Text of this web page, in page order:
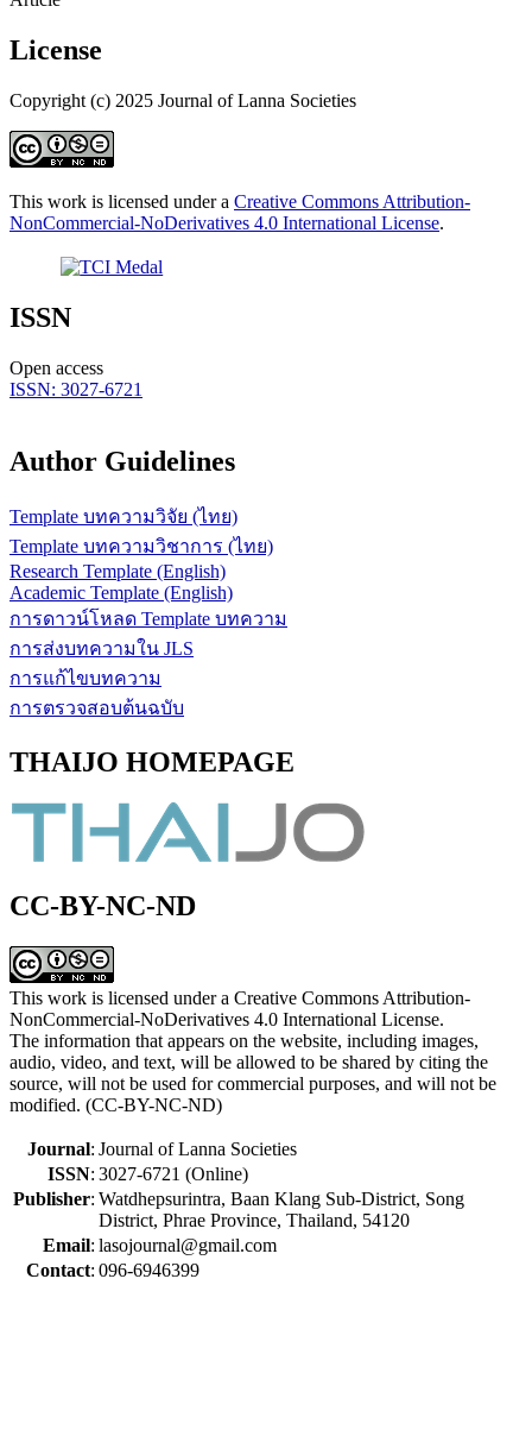
License
Copyright (c) 2025 Journal of Lanna Societies
This work is licensed under a Creative Commons Attribution-
NonCommercial-NoDerivatives 4.0 International License.
ISSN
Open access
ISSN: 3027-6721
Author Guidelines
Template บทความวิจัย (ไทย)
Template บทความวิชาการ (ไทย)
Research Template (English)
Academic Template (English)
การดาวน์โหลด Template บทความ
การส่งบทความใน JLS
การแก้ไขบทความ
การตรวจสอบต้นฉบับ
THAIJO HOMEPAGE
CC-BY-NC-ND
This work is licensed under a Creative Commons Attribution-
NonCommercial-NoDerivatives 4.0 International License.
The information that appears on the website, including images,
audio, video, and text, will be allowed to be shared by citing the
source, will not be used for commercial purposes, and will not be
modified. (CC-BY-NC-ND)
Journal: Journal of Lanna Societies
ISSN: 3027-6721 (Online)
Publisher: Watdhepsurintra, Baan Klang Sub-District, Song
District, Phrae Province, Thailand, 54120
Email: lasojournal@gmail.com
Contact: 096-6946399